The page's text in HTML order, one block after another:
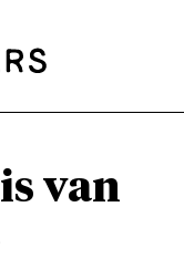
van